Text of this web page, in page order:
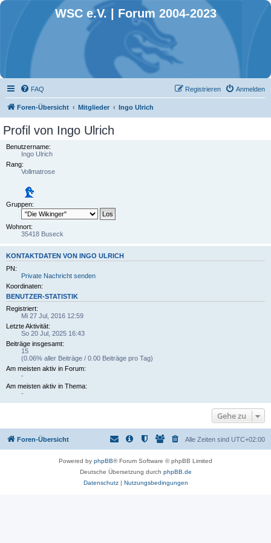
WSC e.V. | Forum 2004-2023
FAQ Anmelden
Registrieren
Foren-Übersicht Mitglieder Ingo Ulrich
Profil von Ingo Ulrich
Benutzername:
Ingo Ulrich
Rang:
Vollmatrose
Gruppen:
Wohnort:
35418 Buseck
KONTAKTDATEN VON INGO ULRICH
PN:
Private Nachricht senden
Koordinaten:
BENUTZER-STATISTIK
Registriert:
Mi 27 Jul, 2016 12:59
Letzte Aktivität:
So 20 Jul, 2025 16:43
Beiträge insgesamt:
15
(0.06% aller Beiträge / 0.00 Beiträge pro Tag)
Am meisten aktiv in Forum:
-
Am meisten aktiv in Thema:
-
Gehe zu
Foren-Übersicht Alle Zeiten sind UTC+02:00
Powered by phpBB® Forum Software © phpBB Limited
Deutsche Übersetzung durch phpBB.de
Datenschutz| Nutzungsbedingungen